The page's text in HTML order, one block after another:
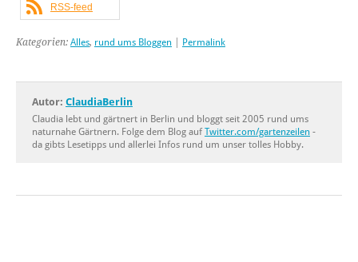
RSS-feed
Kategorien: Alles, rund ums Bloggen Permalink
Autor: ClaudiaBerlin
Claudia lebt und gärtnert in Berlin und bloggt seit 2005 rund ums
naturnahe Gärtnern. Folge dem Blog aufTwitter.com/gartenzeilen -
da gibts Lesetipps und allerlei Infos rund um unser tolles Hobby.